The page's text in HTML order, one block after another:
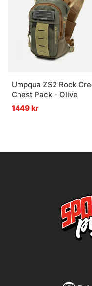
Umpqua ZS2 Rock
Chest Pack - Olive
1449 kr